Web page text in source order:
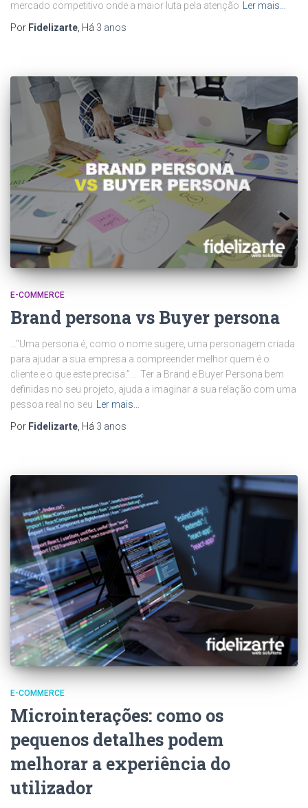
mercado competitivo onde a maior luta pela atenção
Ler mais…
Por Fidelizarte , Há 3 anos
E-COMMERCE
Brand persona vs Buyer persona
…“Uma persona é, como o nome sugere, uma personagem criada
para ajudar a sua empresa a compreender melhor quem é o
cliente e o que este precisa.”… Ter a Brand e Buyer Persona bem
definidas no seu projeto, ajuda a imaginar a sua relação com uma
pessoa real no seu Ler mais…
Por Fidelizarte , Há 3 anos
E-COMMERCE
Microinterações: como os
pequenos detalhes podem
melhorar a experiência do
utilizador